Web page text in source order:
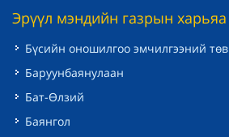
Эрүүл мэндийн газрын харьяа
Бүсийн оношилгоо эмчилгээний төв
Баруунбаянулаан
Бат-Өлзий
Баянгол